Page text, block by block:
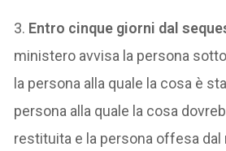
3. Entro cinque giorni dal
ministero avvisa la persona
la persona alla quale la cosa è
persona alla quale la cosa
restituita e la persona offesa dal